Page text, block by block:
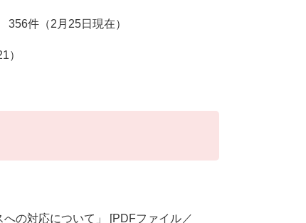
件（2月25日現在）
）
の対応について」 [PDFファイル／